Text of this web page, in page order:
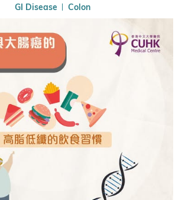
GI Disease Colon